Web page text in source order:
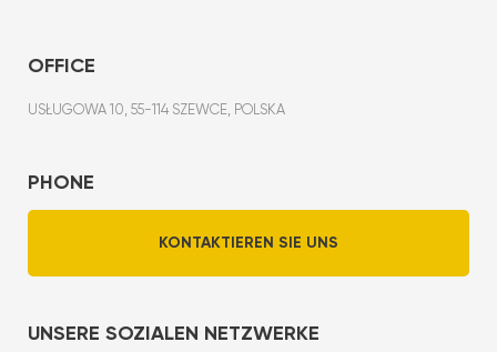
OFFICE
USŁUGOWA 10, 55-114 SZEWCE, POLSKA
PHONE
KONTAKTIEREN SIE UNS
UNSERE SOZIALEN NETZWERKE